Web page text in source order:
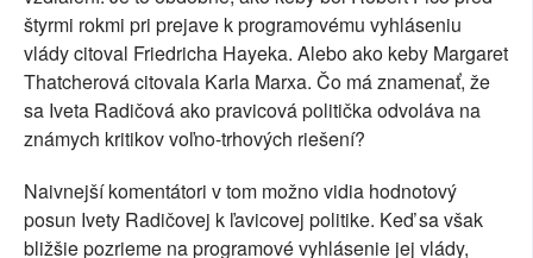
štyrmi rokmi pri prejave k programovému vyhláseniu
vlády citoval Friedricha Hayeka. Alebo ako keby Margaret
Thatcherová citovala Karla Marxa. Čo má znamenať, že
sa Iveta Radičová ako pravicová politička odvoláva na
známych kritikov voľno-trhových riešení?
Naivnejší komentátori v tom možno vidia hodnotový
posun Ivety Radičovej k ľavicovej politike. Keď sa však
bližšie pozrieme na programové vyhlásenie jej vlády,